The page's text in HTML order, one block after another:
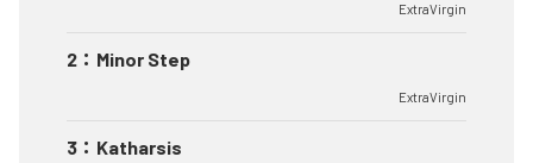
ExtraVirgin
2 ： Minor Step
ExtraVirgin
3 ： Katharsis